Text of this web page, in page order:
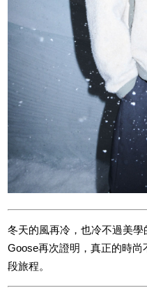
冬天的風再冷，也冷不過美
Goose再次證明，真正的時
段旅程。